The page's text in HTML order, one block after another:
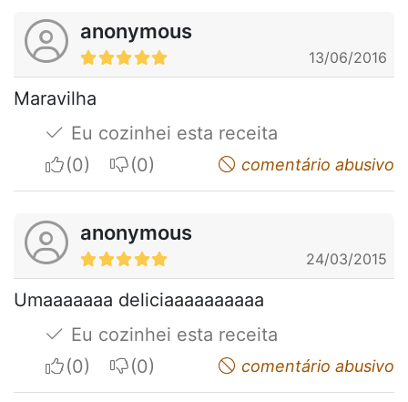
anonymous
13/06/2016
Maravilha
Eu cozinhei esta receita
I apreciateI do not appreciatecomentário abusivo
anonymous
24/03/2015
Umaaaaaaa deliciaaaaaaaaaa
Eu cozinhei esta receita
I apreciateI do not appreciatecomentário abusivo